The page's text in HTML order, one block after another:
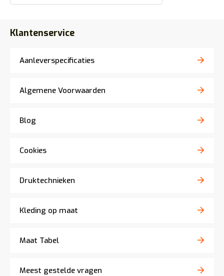
Klantenservice
Aanleverspecificaties
Algemene Voorwaarden
Blog
Cookies
Druktechnieken
Kleding op maat
Maat Tabel
Meest gestelde vragen